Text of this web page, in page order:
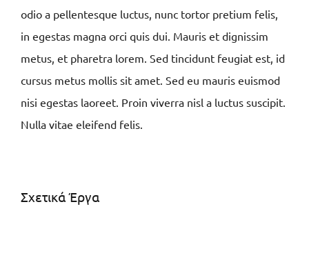
odio a pellentesque luctus, nunc tortor pretium felis,
in egestas magna orci quis dui. Mauris et dignissim
metus, et pharetra lorem. Sed tincidunt feugiat est, id
cursus metus mollis sit amet. Sed eu mauris euismod
nisi egestas laoreet. Proin viverra nisl a luctus suscipit.
Nulla vitae eleifend felis.
Σχετικά Έργα